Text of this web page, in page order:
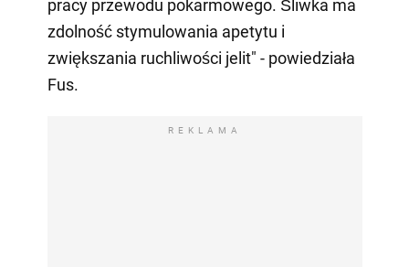
pracy przewodu pokarmowego. Śliwka ma
zdolność stymulowania apetytu i
zwiększania ruchliwości jelit" - powiedziała
Fus.
REKLAMA